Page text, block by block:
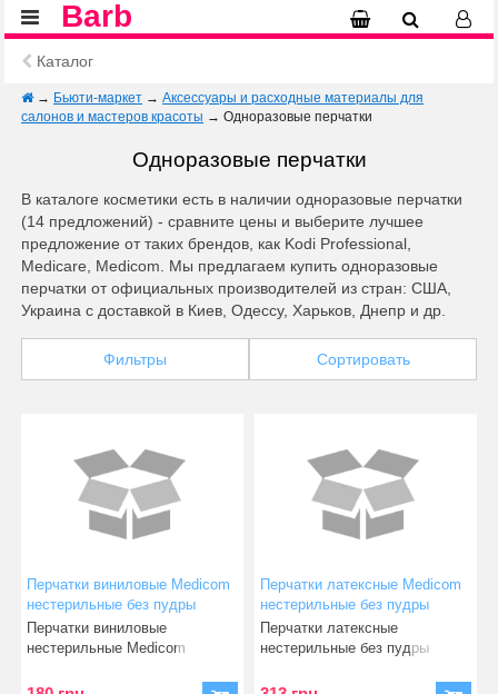
Barb
Каталог
→ Бьюти-маркет → Аксессуары и расходные материалы для
салонов и мастеров красоты → Одноразовые перчатки
Одноразовые перчатки
В каталоге косметики есть в наличии одноразовые перчатки
(14 предложений) - сравните цены и выберите лучшее
предложение от таких брендов, как Kodi Professional,
Medicare, Medicom. Мы предлагаем купить одноразовые
перчатки от официальных производителей из стран: США,
Украина с доставкой в Киев, Одессу, Харьков, Днепр и др.
Фильтры Сортировать
Перчатки виниловые Medicom
нестерильные без пудры
(размер M) 50 пар
Перчатки виниловые
нестерильные Medicom
выготовлены из пе
Перчатки латексные Medicom
нестерильные без пудры
SafeTouch 5.5 гр (размер L) 50
пар
Перчатки латексные
нестерильные без пудры
(размер